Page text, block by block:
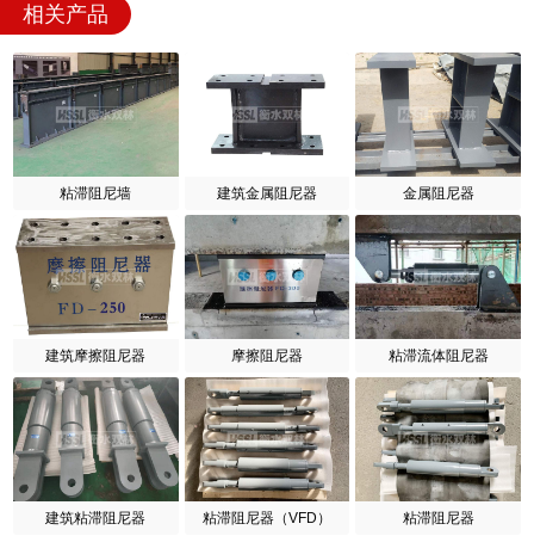
相关产品
粘滞阻尼墙 建筑金属阻尼器 金属阻尼器
建筑摩擦阻尼器 摩擦阻尼器 粘滞流体阻尼器
建筑粘滞阻尼器 粘滞阻尼器（VFD） 粘滞阻尼器